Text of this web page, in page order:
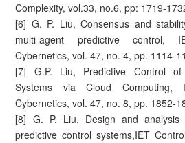
Complexity, vol.33, no.6, pp: 1719-
[6] G. P. Liu, Consensus and
multi-agent predictive control,
Cybernetics, vol. 47, no. 4, pp. 1114-
[7] G.P. Liu, Predictive Control of
Systems via Cloud Computing,
Cybernetics, vol. 47, no. 8, pp. 1852-
[8] G. P. Liu, Design and analysis
predictive control systems,IET